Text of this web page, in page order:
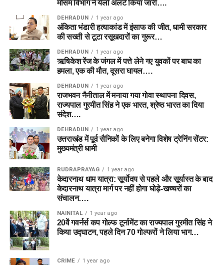
मौसम विभाग ने येलो अलर्ट किया जारी….
DEHRADUN 1 year ago
अंकिता भंडारी हत्याकांड में इंसाफ की जीत, धामी सरकार
की सख्ती से टूटा रसूखदारों का गुरूर…
DEHRADUN 1 year ago
ऋषिकेश रेंज के जंगल में पत्ते लेने गए युवकों पर बाघ का
हमला, एक की मौत, दूसरा घायल….
DEHRADUN 1 year ago
राजभवन नैनीताल में मनाया गया गोवा स्थापना दिवस,
राज्यपाल गुरमीत सिंह ने एक भारत, श्रेष्ठ भारत का दिया
संदेश….
DEHRADUN 1 year ago
उत्तराखंड में पूर्व सैनिकों के लिए बनेगा विशेष ट्रेनिंग सेंटर:
मुख्यमंत्री धामी
RUDRAPRAYAG 1 year ago
केदारनाथ धाम यात्रा: सूर्योदय से पहले और सूर्यास्त के बाद
केदारनाथ यात्रा मार्ग पर नहीं होगा घोड़े-खच्चरों का
संचालन….
NAINITAL 1 year ago
20वें गवर्नर्स कप गोल्फ टूर्नामेंट का राज्यपाल गुरमीत सिंह ने
किया उद्घाटन, पहले दिन 70 गोल्फरों ने लिया भाग…
CRIME 1 year ago